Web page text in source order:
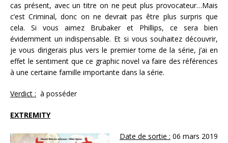
cas présent, avec un titre on ne peut plus provocateur…Mais
c’est Criminal, donc on ne devrait pas être plus surpris que
cela. Si vous aimez Brubaker et Phillips, ce sera bien
évidemment un indispensable. Et si vous souhaitez découvrir,
je vous dirigerais plus vers le premier tome de la série, j’ai en
effet le sentiment que ce graphic novel va faire des références
à une certaine famille importante dans la série.
Verdict : à posséder
EXTREMITY
Date de sortie : 06 mars 2019